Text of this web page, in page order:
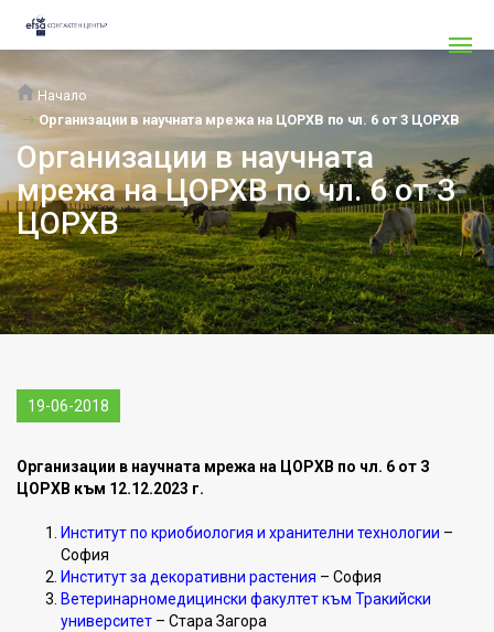
Начало
Организации в научната мрежа на ЦОРХВ по чл. 6 от З ЦОРХВ
Организации в научната
мрежа на ЦОРХВ по чл. 6 от З
ЦОРХВ
19-06-2018
Организации в научната мрежа на ЦОРХВ по чл. 6 от З
ЦОРХВ към 12.12.2023 г.
Институт по криобиология и хранителни технологии –
София
Институт за декоративни растения – София
Ветеринарномедицински факултет към Тракийски
университет – Стара Загора